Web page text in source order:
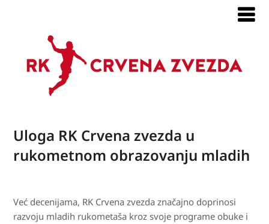
Uloga RK Crvena zvezda u
rukometnom obrazovanju mladih
Već decenijama, RK Crvena zvezda značajno doprinosi
razvoju mladih rukometaša kroz svoje programe obuke i